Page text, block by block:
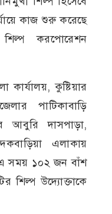
কাজ শুরু করেছে
করপোরেশন
কুষ্টিয়ার
পাটিকাবাড়ি
আবুরি দাসপাড়া,
এলাকায়
সময় ১০২ জন বাঁশ
শিল্প উদ্যোক্তাকে